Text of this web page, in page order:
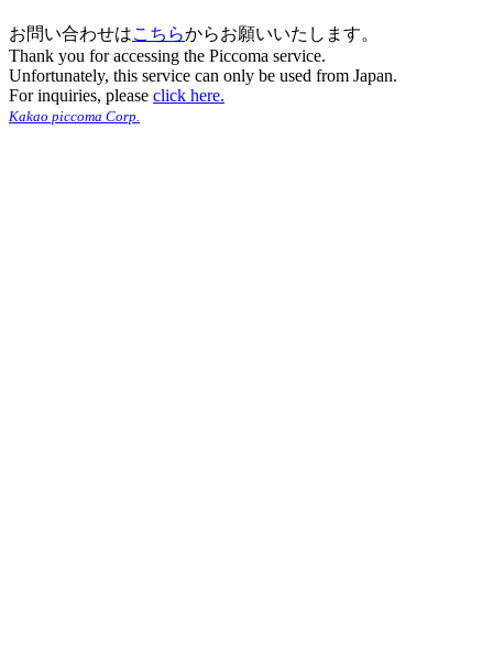
お問い合わせはこちらからお願いいたします。
Thank you for accessing the Piccoma service.
Unfortunately, this service can only be used from Japan.
For inquiries, please click here.
Kakao piccoma Corp.